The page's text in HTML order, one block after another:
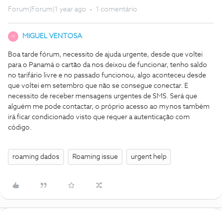
Forum|Forum|1 year ago 1 comentário
M MIGUEL VENTOSA
Boa tarde fórum, necessito de ajuda urgente, desde que voltei
para o Panamá o cartão da nos deixou de funcionar, tenho saldo
no tarifário livre e no passado funcionou, algo aconteceu desde
que voltei em setembro que não se consegue conectar. E
necessito de receber mensagens urgentes de SMS. Será que
alguém me pode contactar, o próprio acesso ao mynos também
irá ficar condicionado visto que requer a autenticação com
código.
roaming dados Roaming issue urgent help